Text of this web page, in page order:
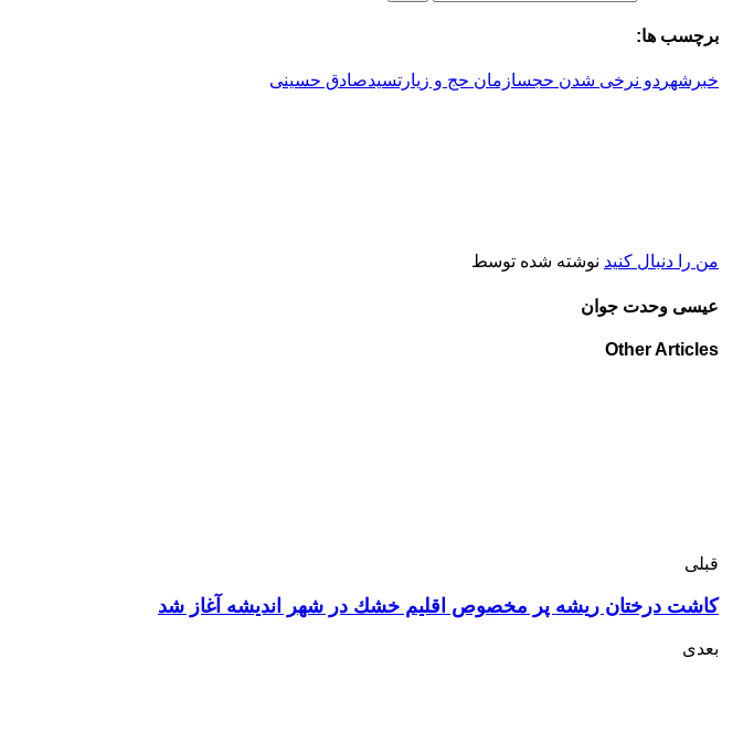
برچسب ها:
خبرشهر دو نرخی شدن حجسازمان حج و زیارتسیدصادق حسینی
من را دنبال کنید نوشته شده توسط
عیسی وحدت جوان
Other Articles
قبلی
كاشت درختان ریشه پر مخصوص اقلیم خشك در شهر اندیشه آغاز شد
بعدی